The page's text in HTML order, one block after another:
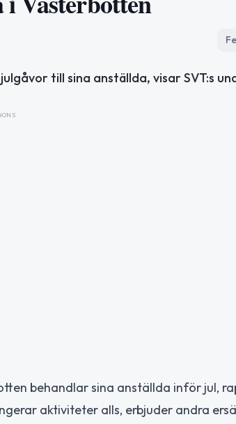
till sina anställda, visar SVT:s
behandlar sina anställda inför jul,
aktiviteter alls, erbjuder andra